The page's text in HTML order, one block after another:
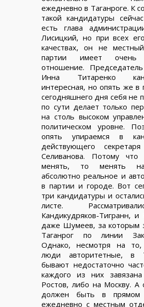
ежедневно в Таганроге. К
такой кандидатуры
есть глава
Лисицкий, но при всех
качествах, он не
партии имеет очень
отношение.
Инна Титаренко
интересная, но опять же в
сегодняшнего дня себя не
по сути делает только
на столь высоком
политическом уровне.
опять упираемся в
действующего
Селиванова. Потому что
менять, то менять
абсолютно реальное и
в партии и городе. Вот
три кандидатуры и
листе.
Кандикудряков-Тигранн, и
даже Шумеев, за которым
Таганрог по линии
Однако, несмотря на
люди авторитетные, в
бывают недостаточно
каждого из них
Ростов, либо на Москву. А
должен быть в прямом
ежедневно с местным